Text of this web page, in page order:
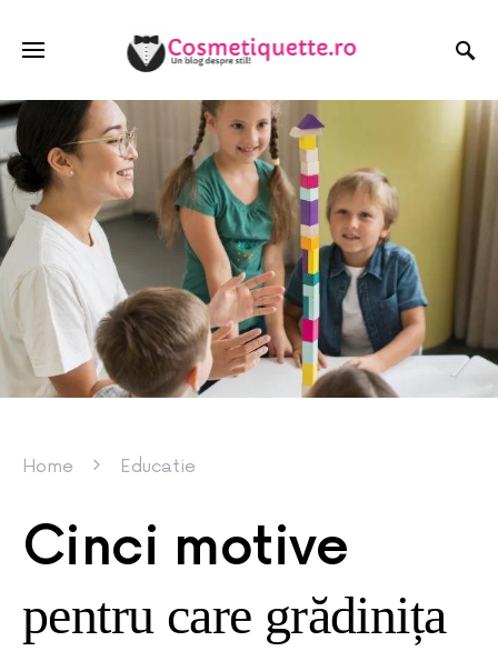
Home Educatie
Cinci motive
pentru care grădinița